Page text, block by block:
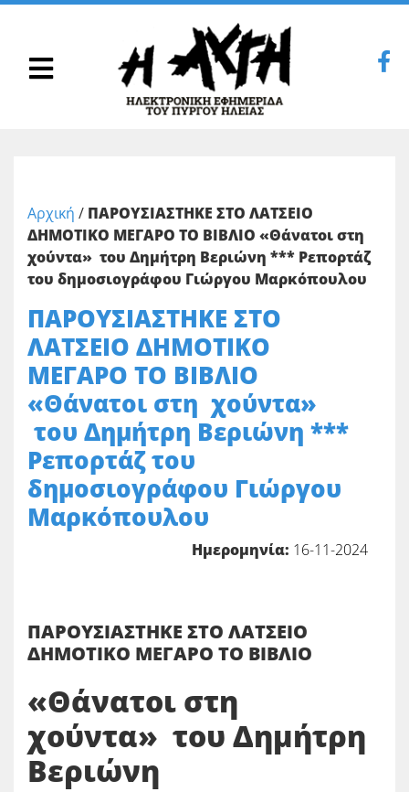
Αρχική / ΠΑΡΟΥΣΙΑΣΤΗΚΕ ΣΤΟ ΛΑΤΣΕΙΟ
ΔΗΜΟΤΙΚΟ ΜΕΓΑΡΟ ΤΟ ΒΙΒΛΙΟ «Θάνατοι στη
χούντα» του Δημήτρη Βεριώνη *** Ρεπορτάζ
του δημοσιογράφου Γιώργου Μαρκόπουλου
ΠΑΡΟΥΣΙΑΣΤΗΚΕ ΣΤΟ
ΛΑΤΣΕΙΟ ΔΗΜΟΤΙΚΟ
ΜΕΓΑΡΟ ΤΟ ΒΙΒΛΙΟ
«Θάνατοι στη χούντα»
του Δημήτρη Βεριώνη ***
Ρεπορτάζ του
δημοσιογράφου Γιώργου
Μαρκόπουλου
Ημερομηνία: 16-11-2024
ΠΑΡΟΥΣΙΑΣΤΗΚΕ ΣΤΟ ΛΑΤΣΕΙΟ
ΔΗΜΟΤΙΚΟ ΜΕΓΑΡΟ ΤΟ ΒΙΒΛΙΟ
«Θάνατοι στη
χούντα» του Δημήτρη
Βεριώνη